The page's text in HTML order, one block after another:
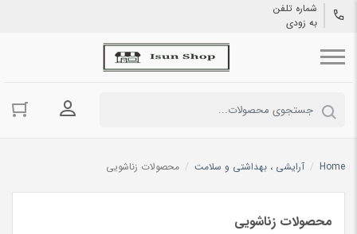
شماره تلفن
به زودی
ورود به
Home
/ آرایشی ، بهداشتی و سلامت / محصولات زناشویی
محصولات زناشویی